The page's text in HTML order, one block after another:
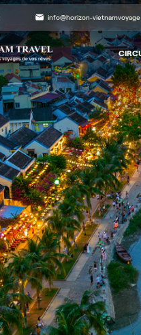
info@horizon-